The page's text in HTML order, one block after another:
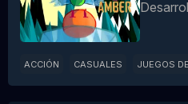
ACCIÓN CASUALES JUEGOS